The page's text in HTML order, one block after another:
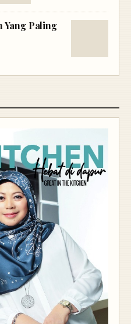
Yang Paling